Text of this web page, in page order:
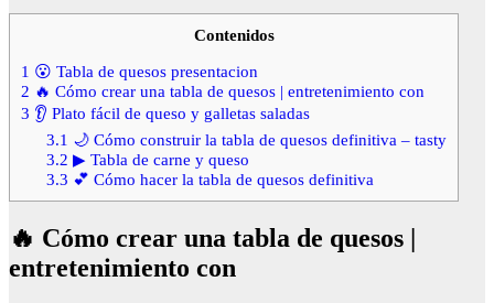
Contenidos
1 😮 Tabla de quesos presentacion
2 🔥 Cómo crear una tabla de quesos | entretenimiento con
3 👂 Plato fácil de queso y galletas saladas
3.1 🌙 Cómo construir la tabla de quesos definitiva – tasty
3.2 ▶ Tabla de carne y queso
3.3 💕 Cómo hacer la tabla de quesos definitiva
🔥 Cómo crear una tabla de quesos |
entretenimiento con